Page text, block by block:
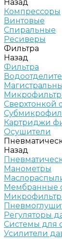
Назад
Компрессоры
Винтовые
Спиральные
Ресиверы
Фильтра
Назад
Фильтра
Сверхтонкой
Картриджи
Осушители
Назад
Манометры
Мембранные
Регуляторы
Системы для
Усилители